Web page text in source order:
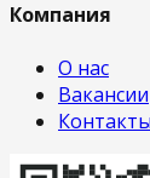
Компания
О нас
Вакансии
Контакты